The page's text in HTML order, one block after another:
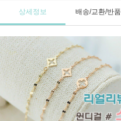
상세정보 배송/교환/반품